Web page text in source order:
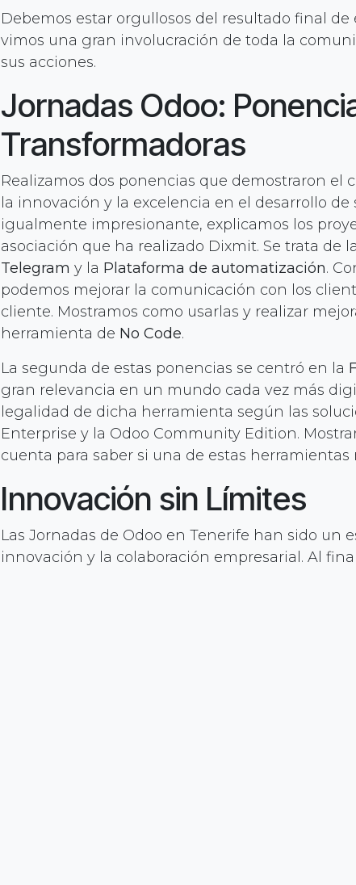
Debemos estar orgullosos del resultado final de
vimos una gran involucración de toda la
sus acciones.
Jornadas Odoo:
Transformadoras
Realizamos dos ponencias que demostraron el
la innovación y la excelencia en el desarrollo
igualmente impresionante, explicamos los
asociación que ha realizado Dixmit. Se trata de la
Telegram y la Plataforma de automatización.
podemos mejorar la comunicación con los
cliente. Mostramos como usarlas y realizar
herramienta de No Code.
La segunda de estas ponencias se centró en la
gran relevancia en un mundo cada vez más
legalidad de dicha herramienta según las
Enterprise y la Odoo Community Edition.
cuenta para saber si una de estas
Innovación sin Límites
Las Jornadas de Odoo en Tenerife han sido un
innovación y la colaboración empresarial. Al